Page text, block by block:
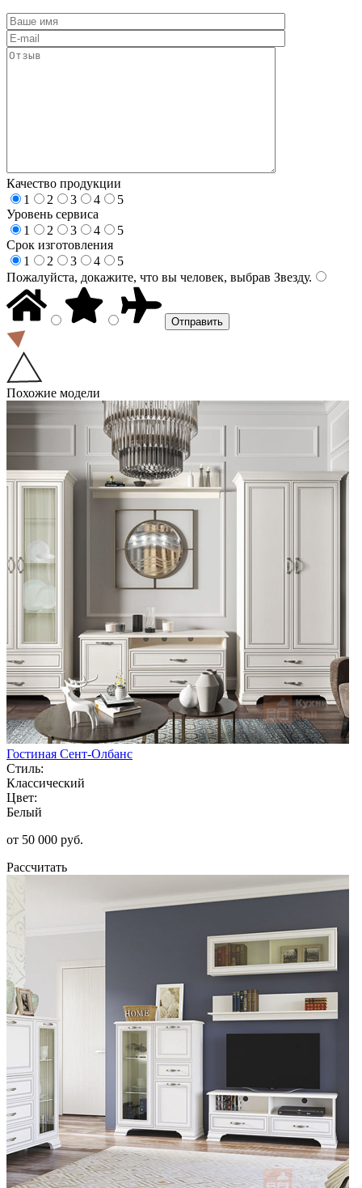
Качество продукции
1
2 3 4
5
Уровень сервиса
1
2 3 4
5
Срок изготовления
1
2 3 4
5
Пожалуйста, докажите, что вы человек, выбрав Звезду.
Похожие модели
Гостиная Сент-Олбанс
Стиль:
Классический
Цвет:
Белый
от 50 000 руб.
Рассчитать